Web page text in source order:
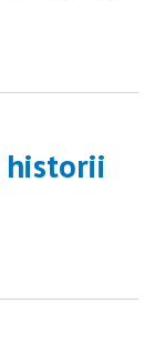
historii